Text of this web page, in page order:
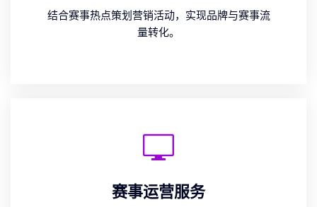
结合赛事热点策划营销活动，实现品牌与赛事流
量转化。
赛事运营服务